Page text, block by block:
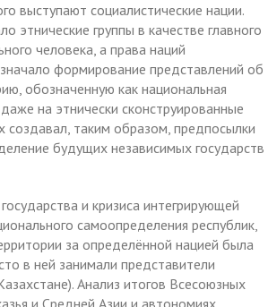
выступают социалистические нации.
этнические группы в качестве главного
человека, а права наций
формирование представлений об
обозначенную как национальная
на этнически сконструированные
создавал, таким образом, предпосылки
будущих независимых государств
и кризиса интегрирующей
самоопределения республик,
за определённой нацией была
в ней занимали представители
Анализ итогов Всесоюзных
и Средней Азии и автономиях